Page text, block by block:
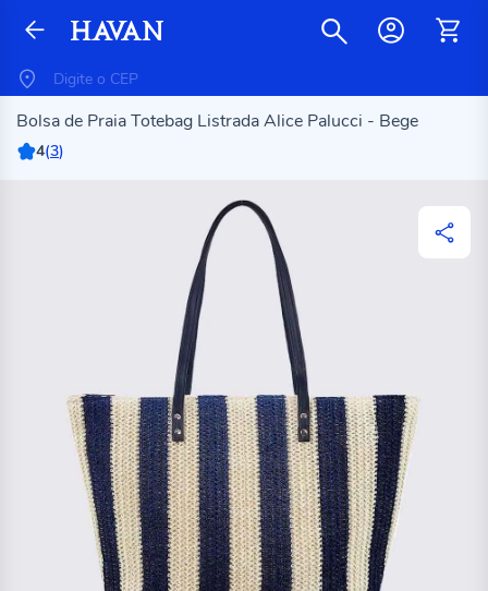
Bolsa de Praia Totebag Listrada Alice Palucci - Bege
4(3)